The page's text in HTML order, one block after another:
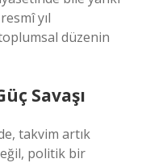
yıl
düzenin
Savaşı
takvim artık
politik bir